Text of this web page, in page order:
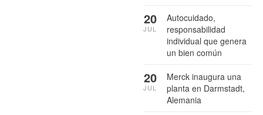
Autocuidado,
responsabilidad
individual que genera
un bien común
20
JUL
Merck inaugura una
planta en Darmstadt,
Alemania
20
JUL